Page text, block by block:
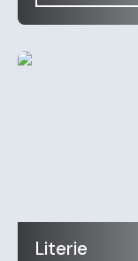
Literie